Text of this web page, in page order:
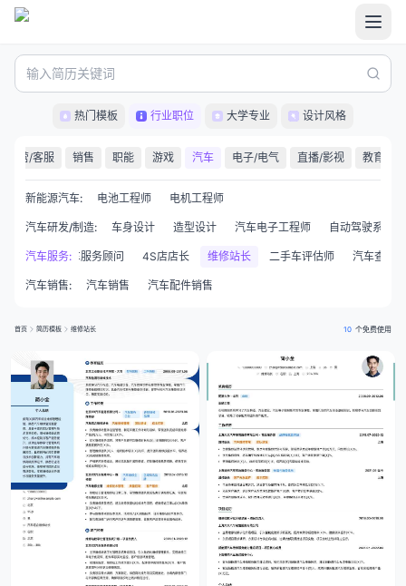
热门模板 行业职位 大学专业 设计风格
运营/客服 销售 职能 游戏 汽车 电子/电气 直播/影视 教育/培
新能源汽车: 电池工程师 电机工程师
汽车研发/制造: 车身设计 造型设计 汽车电子工程师 自动驾驶系统
汽车服务:
车改装 汽车服务顾问 4S店店长 维修站长 二手车评估师 汽车查勘
汽车销售: 汽车销售 汽车配件销售
首页 简历模板 维修站长 10 个免费使用